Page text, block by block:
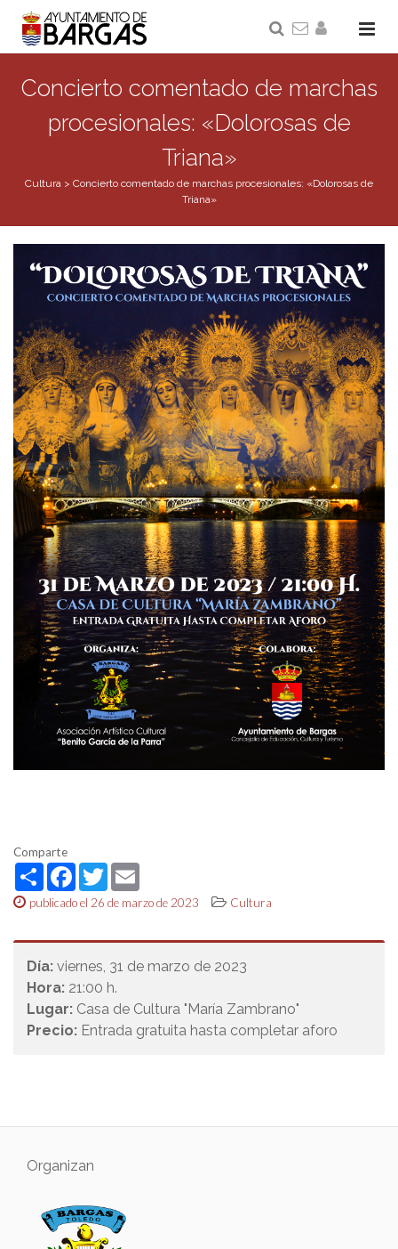
Concierto comentado de marchas
procesionales: «Dolorosas de
Triana»
Cultura > Concierto comentado de marchas procesionales: «Dolorosas de
Triana»
Comparte
ShareFacebook
Twitter
publicado el 26 de marzo de 2023 Cultura
Día: viernes, 31 de marzo de 2023
Hora: 21:00 h.
Lugar: Casa de Cultura "María Zambrano"
Precio: Entrada gratuita hasta completar aforo
Organizan